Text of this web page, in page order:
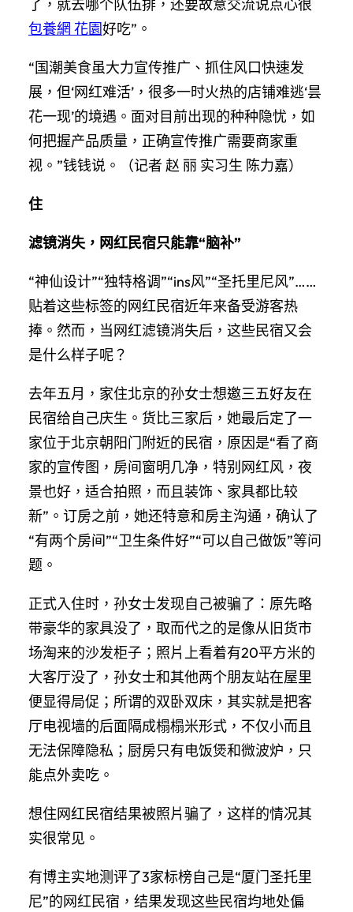
了，就去哪个队伍排，还要故意交流说点心很
包養網 花園好吃”。
“国潮美食虽大力宣传推广、抓住风口快速发
展，但‘网红难活’，很多一时火热的店铺难逃‘昙
花一现’的境遇。面对目前出现的种种隐忧，如
何把握产品质量，正确宣传推广需要商家重
视。”钱钱说。（记者 赵 丽 实习生 陈力嘉）
住
滤镜消失，网红民宿只能靠“脑补”
“神仙设计”“独特格调”“ins风”“圣托里尼风”……
贴着这些标签的网红民宿近年来备受游客热
捧。然而，当网红滤镜消失后，这些民宿又会
是什么样子呢？
去年五月，家住北京的孙女士想邀三五好友在
民宿给自己庆生。货比三家后，她最后定了一
家位于北京朝阳门附近的民宿，原因是“看了商
家的宣传图，房间窗明几净，特别网红风，夜
景也好，适合拍照，而且装饰、家具都比较
新”。订房之前，她还特意和房主沟通，确认了
“有两个房间”“卫生条件好”“可以自己做饭”等问
题。
正式入住时，孙女士发现自己被骗了：原先略
带豪华的家具没了，取而代之的是像从旧货市
场淘来的沙发柜子；照片上看着有20平方米的
大客厅没了，孙女士和其他两个朋友站在屋里
便显得局促；所谓的双卧双床，其实就是把客
厅电视墙的后面隔成榻榻米形式，不仅小而且
无法保障隐私；厨房只有电饭煲和微波炉，只
能点外卖吃。
想住网红民宿结果被照片骗了，这样的情况其
实很常见。
有博主实地测评了3家标榜自己是“厦门圣托里
尼”的网红民宿，结果发现这些民宿均地处偏